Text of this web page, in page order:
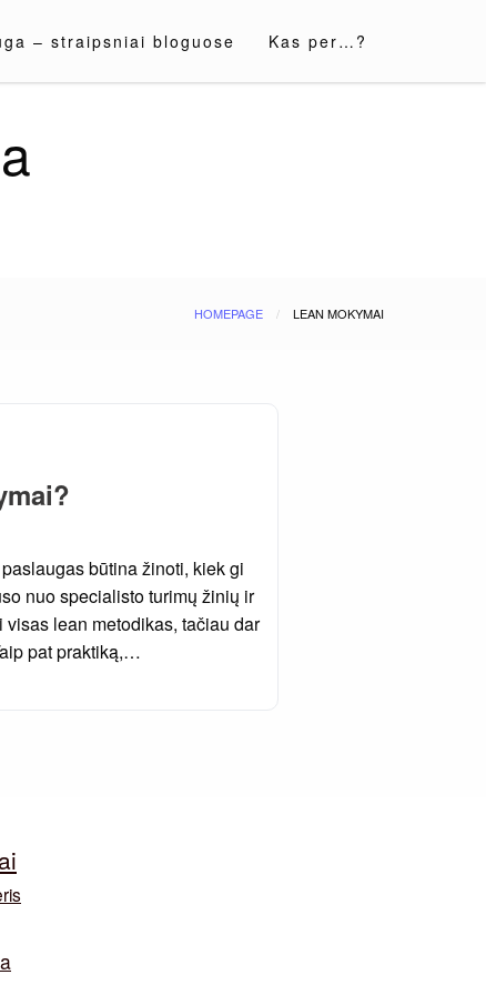
– straipsniai bloguose Kas per…?
HOMEPAGE LEAN MOKYMAI
būtina žinoti, kiek gi
nuo specialisto turimų žinių ir
lean metodikas, tačiau dar
pat praktiką,…